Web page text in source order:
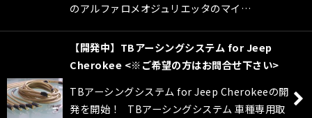
のアルファロメオジュリエッタのマイ…
【開発中】TBアーシングシステム for Jeep
Cherokee <※ご希望の方はお問合せ下さい>
TBアーシングシステム for Jeep Cherokeeの開
発を開始！ TBアーシングシステム 車種専用取